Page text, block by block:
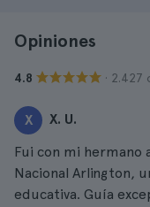
Opiniones
4.8 · 2.427
X X. U.
Fui con mi
Nacional Arlington,
educativa. Guía